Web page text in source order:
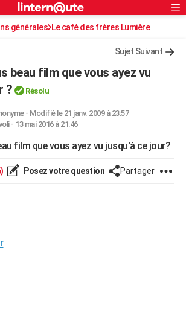
Rechercher
S'inscrire
Connexion
générales Le café des frères Lumière
Sujet Suivant
beau film que vous ayez vu
?
Résolu
- Modifié le 21 janv. 2009 à 23:57
- 13 mai 2016 à 21:46
film que vous ayez vu jusqu'à ce jour?
Posez votre question Partager